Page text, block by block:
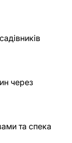
через
та спека